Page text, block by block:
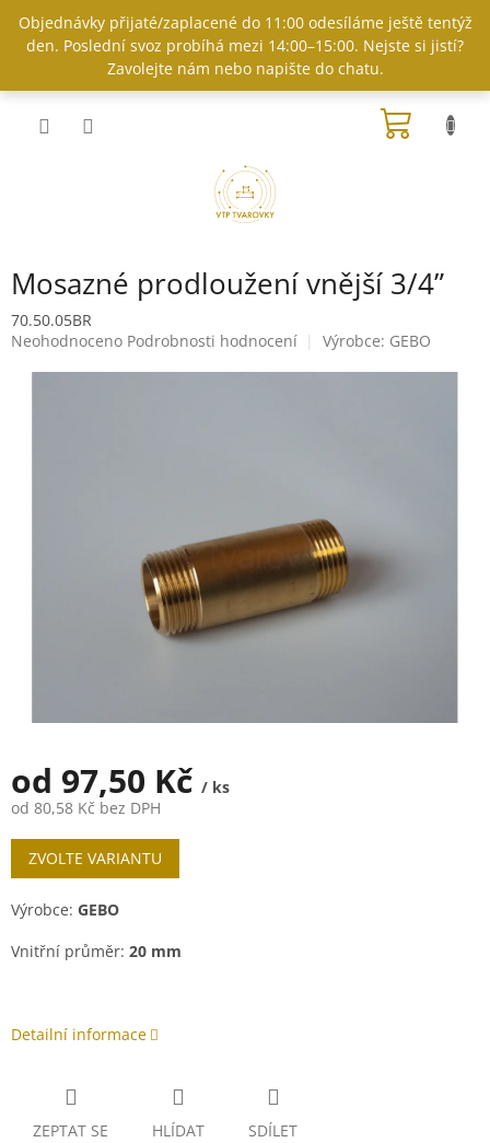
obsah
Objednávky přijaté/zaplacené do 11:00 odesíláme ještě tentýž
den. Poslední svoz probíhá mezi 14:00–15:00. Nejste si jistí?
Zavolejte nám nebo napište do chatu.
Mosazné prodloužení vnější 3/4”
70.50.05BR
Průměrné
Neohodnoceno Podrobnosti hodnocení Výrobce: GEBO
od 97,50 Kč / ks
od 80,58 Kč bez DPH
Měrná
cena:
ZVOLTE VARIANTU
Výrobce: GEBO
Vnitřní průměr: 20 mm
Detailní informace
ZEPTAT SE HLÍDAT SDÍLET